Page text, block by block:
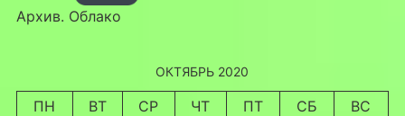
Архив. Облако
ОКТЯБРЬ 2020
ПН ВТ СР ЧТ ПТ СБ
ВС